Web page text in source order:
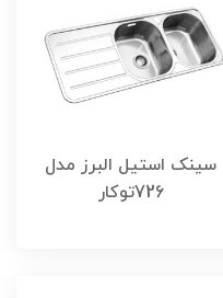
سینک استیل البرز مدل
726توکار